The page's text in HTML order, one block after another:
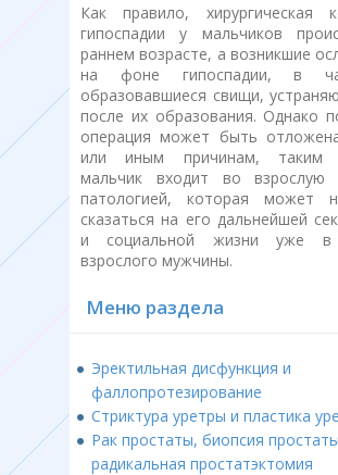
Как правило, хирургическая
гипоспадии у мальчиков
раннем возрасте, а возникшие
на фоне гипоспадии, в
образовавшиеся свищи,
после их образования. Однако
операция может быть
или иным причинам, таким
мальчик входит во
патологией, которая может
сказаться на его дальнейшей
и социальной жизни уже в
взрослого мужчины.
Меню раздела
Эректильная дисфункция и
фаллопротезирование
Стриктура уретры и пластика
Рак простаты, биопсия
радикальная простатэктомия